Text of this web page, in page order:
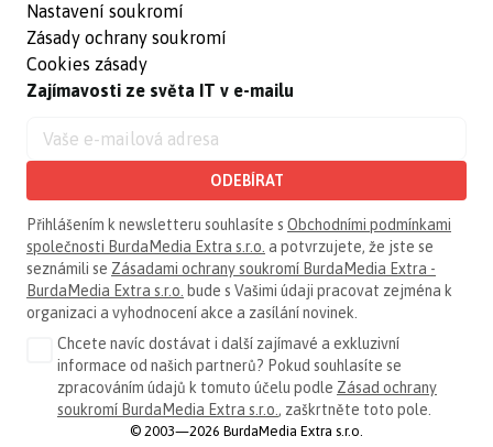
Nastavení soukromí
Zásady ochrany soukromí
Cookies zásady
Zajímavosti ze světa IT v e-mailu
ODEBÍRAT
Přihlášením k newsletteru souhlasíte s Obchodními podmínkami
společnosti BurdaMedia Extra s.r.o. a potvrzujete, že jste se
seznámili se Zásadami ochrany soukromí BurdaMedia Extra -
BurdaMedia Extra s.r.o. bude s Vašimi údaji pracovat zejména k
organizaci a vyhodnocení akce a zasílání novinek.
Chcete navíc dostávat i další zajímavé a exkluzivní
informace od našich partnerů? Pokud souhlasíte se
zpracováním údajů k tomuto účelu podle Zásad ochrany
soukromí BurdaMedia Extra s.r.o. , zaškrtněte toto pole.
© 2003—2026 BurdaMedia Extra s.r.o.